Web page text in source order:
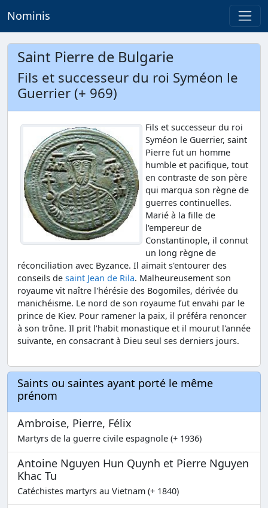
Nominis
Saint Pierre de Bulgarie
Fils et successeur du roi Syméon le
Guerrier (+ 969)
Fils et successeur du roi
Syméon le Guerrier, saint
Pierre fut un homme
humble et pacifique, tout
en contraste de son père
qui marqua son règne de
guerres continuelles.
Marié à la fille de
l'empereur de
Constantinople, il connut
un long règne de
réconciliation avec Byzance. Il aimait s'entourer des
conseils de saint Jean de Rila. Malheureusement son
royaume vit naître l'hérésie des Bogomiles, dérivée du
manichéisme. Le nord de son royaume fut envahi par le
prince de Kiev. Pour ramener la paix, il préféra renoncer
à son trône. Il prit l'habit monastique et il mourut l'année
suivante, en consacrant à Dieu seul ses derniers jours.
Saints ou saintes ayant porté le même
prénom
Ambroise, Pierre, Félix
Martyrs de la guerre civile espagnole (+ 1936)
Antoine Nguyen Hun Quynh et Pierre Nguyen
Khac Tu
Catéchistes martyrs au Vietnam (+ 1840)